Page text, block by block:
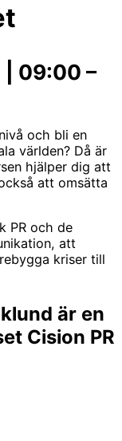
09:00 –
och bli en
världen? Då är
hjälper dig att
att omsätta
PR och de
att
kriser till
är en
Cision PR